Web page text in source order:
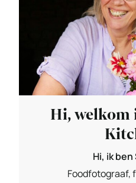
Hi, welkom
Hi, ik
Foodfotograaf,